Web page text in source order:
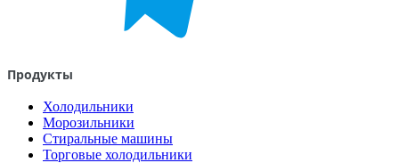
Продукты
Холодильники
Морозильники
Стиральные машины
Торговые холодильники